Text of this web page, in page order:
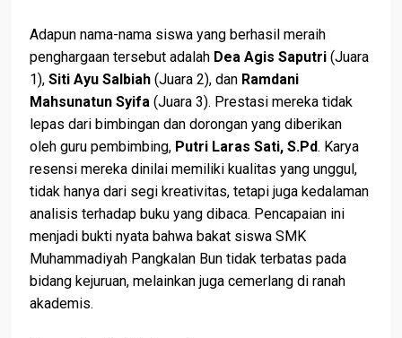
Adapun nama-nama siswa yang berhasil meraih
penghargaan tersebut adalah Dea Agis Saputri (Juara
1),Siti Ayu Salbiah (Juara 2), dan Ramdani
Mahsunatun Syifa (Juara 3). Prestasi mereka tidak
lepas dari bimbingan dan dorongan yang diberikan
oleh guru pembimbing, Putri Laras Sati, S.Pd. Karya
resensi mereka dinilai memiliki kualitas yang unggul,
tidak hanya dari segi kreativitas, tetapi juga kedalaman
analisis terhadap buku yang dibaca. Pencapaian ini
menjadi bukti nyata bahwa bakat siswa SMK
Muhammadiyah Pangkalan Bun tidak terbatas pada
bidang kejuruan, melainkan juga cemerlang di ranah
akademis.